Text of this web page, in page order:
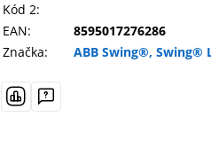
Kód 2:
EAN:
8595017276286
Značka:
ABB Swing®, Swing®